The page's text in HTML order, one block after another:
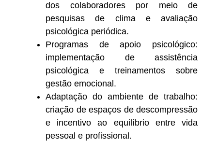
dos colaboradores por meio de
pesquisas de clima e avaliação
psicológica periódica.
Programas de apoio psicológico:
implementação de assistência
psicológica e treinamentos sobre
gestão emocional.
Adaptação do ambiente de trabalho:
criação de espaços de descompressão
e incentivo ao equilíbrio entre vida
pessoal e profissional.